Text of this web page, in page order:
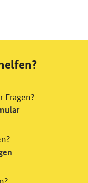
Fragen?